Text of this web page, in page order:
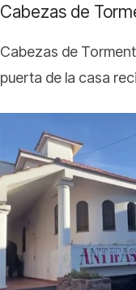
Cabezas de
Cabezas de
puerta de la casa